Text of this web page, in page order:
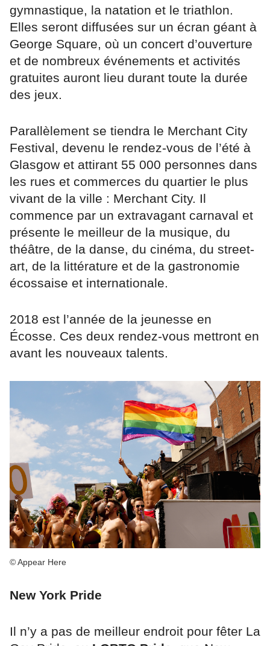
gymnastique, la natation et le triathlon.
Elles seront diffusées sur un écran géant à
George Square, où un concert d’ouverture
et de nombreux événements et activités
gratuites auront lieu durant toute la durée
des jeux.
Parallèlement se tiendra le Merchant City
Festival, devenu le rendez-vous de l’été à
Glasgow et attirant 55 000 personnes dans
les rues et commerces du quartier le plus
vivant de la ville : Merchant City. Il
commence par un extravagant carnaval et
présente le meilleur de la musique, du
théâtre, de la danse, du cinéma, du street-
art, de la littérature et de la gastronomie
écossaise et internationale.
2018 est l’année de la jeunesse en
Écosse. Ces deux rendez-vous mettront en
avant les nouveaux talents.
© Appear Here
New York Pride
Il n’y a pas de meilleur endroit pour fêter La